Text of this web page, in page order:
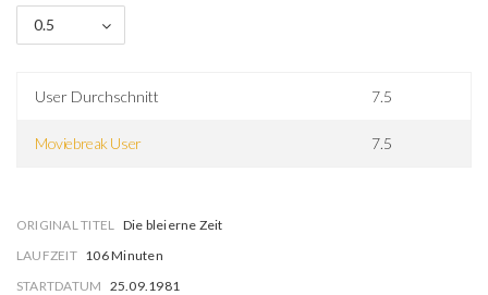
0.5
User Durchschnitt 7.5
Moviebreak User 7.5
ORIGINAL TITEL Die bleierne Zeit
LAUFZEIT 106 Minuten
STARTDATUM 25.09.1981